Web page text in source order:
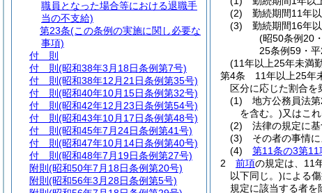
(2)
勤続期間11年
(3)
勤続期間16年
(昭50条例20
25条例59・
(11年以上25年未満
第4条
11年以上25年
区分に応じた割合を
(1)
地方公務員法
を含む。)又はこ
(2)
法律の規定に
(3)
その者の事情
(4)
第11条の3第11
2
前項の規定は、11
以下同じ。)による
規定に該当する者を
職員となった場合等における退職手
当の不支給)
第23条(この条例の実施に関し必要な
事項)
付 則
付 則 (昭和38年3月18日条例第7号)
付 則 (昭和38年12月21日条例第35号)
付 則 (昭和40年10月15日条例第32号)
付 則 (昭和42年12月23日条例第54号)
付 則 (昭和43年10月17日条例第48号)
付 則 (昭和45年7月24日条例第41号)
付 則 (昭和47年10月14日条例第40号)
付 則 (昭和48年7月19日条例第27号)
附則 (昭和50年7月18日条例第20号)
附則 (昭和56年3月28日条例第5号)